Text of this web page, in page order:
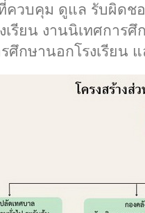
ม ดูแล รับผิดชอบก
เรียน งานนิเทศการ
ศึกษานอกโรงเรียน